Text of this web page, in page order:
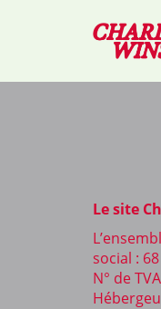
Le site
social :
N° de